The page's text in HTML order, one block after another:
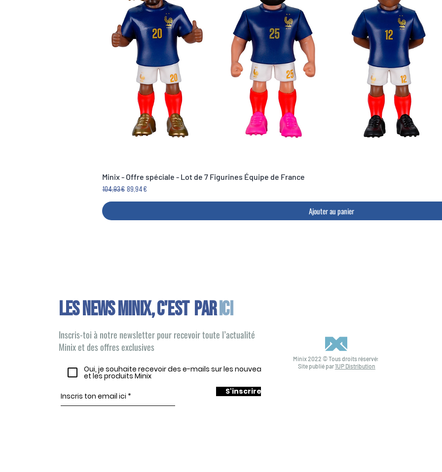
Minix - Offre spéciale - Lot de 7 Figurines Équipe de France
Prix original
104,93 € Prix promotionnel
89,94 €
Ajouter au panier
Les news minix, C'EST PARICI
Inscris-toi à notre newsletter pour recevoir toute l’actualité
Minix et des offres exclusives
Oui, je souhaite recevoir des e-mails sur les nouveautés
et les produits Minix
S'inscrire
Minix 2022 © Tous droits réservés
Site publié par1UP Distribution